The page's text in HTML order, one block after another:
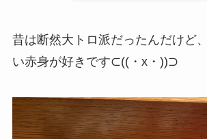
昔は断然大トロ派だったんだけど
い赤身が好きです⊂((・x・))⊃